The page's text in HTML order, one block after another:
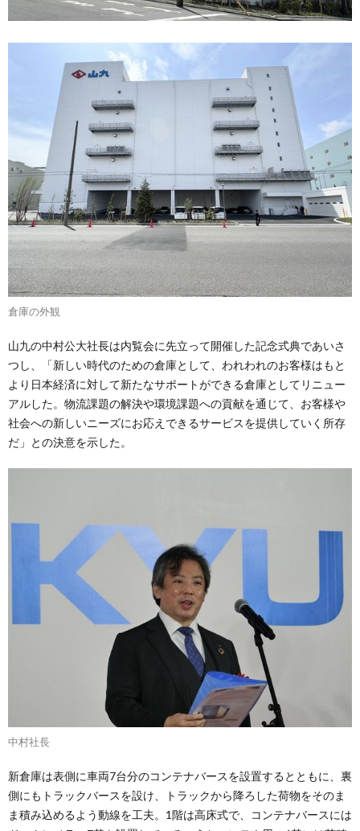
倉庫の外観
山九の中村公大社長は内覧会に先立って開催した記念式典であいさ
つし、「新しい時代のための倉庫として、われわれのお客様はもと
より日本経済に対して新たなサポートができる倉庫としてリニュー
アルした。物流課題の解決や環境課題への貢献を通じて、お客様や
社会への新しいニーズにお応えできるサービスを提供していく所存
だ」との決意を示した。
中村社長
新倉庫は表側に車両7台分のコンテナバースを設置するとともに、裏
側にもトラックバースを設け、トラックから降ろした荷物をそのま
ま積み込めるよう動線を工夫。1階は高床式で、コンテナバースには